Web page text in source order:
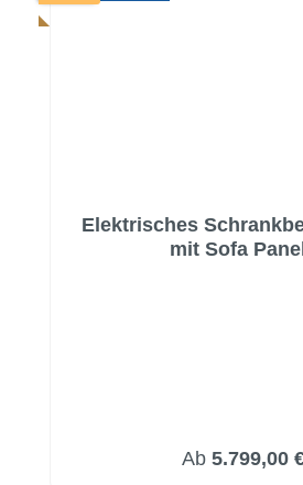
Elektrisches
mit Sofa
Ab 5.799,00